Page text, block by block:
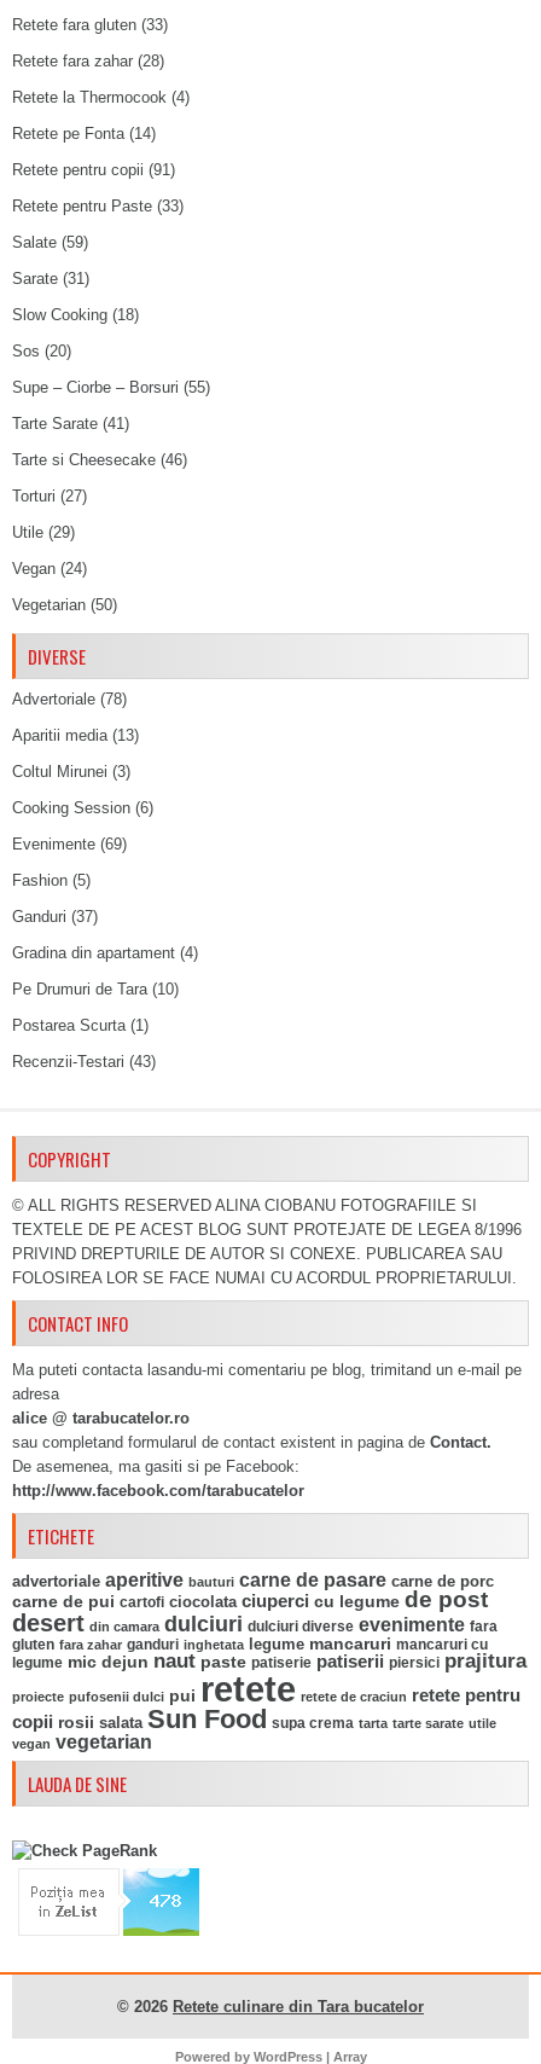
Retete fara gluten (33)
Retete fara zahar (28)
Retete la Thermocook (4)
Retete pe Fonta(14)
Retete pentru copii (91)
Retete pentru Paste (33)
Salate (59)
Sarate (31)
Slow Cooking (18)
Sos (20)
Supe – Ciorbe – Borsuri (55)
Tarte Sarate (41)
Tarte si Cheesecake (46)
Torturi (27)
Utile (29)
Vegan (24)
Vegetarian (50)
DIVERSE
Advertoriale (78)
Aparitii media(13)
Coltul Mirunei (3)
Cooking Session (6)
Evenimente (69)
Fashion (5)
Ganduri (37)
Gradina din apartament (4)
Pe Drumuri de Tara(10)
Postarea Scurta(1)
Recenzii-Testari (43)
COPYRIGHT
© ALL RIGHTS RESERVED ALINA CIOBANU FOTOGRAFIILE SI
TEXTELE DE PE ACEST BLOG SUNT PROTEJATE DE LEGEA 8/1996
PRIVIND DREPTURILE DE AUTOR SI CONEXE. PUBLICAREA SAU
FOLOSIREA LOR SE FACE NUMAI CU ACORDUL PROPRIETARULUI.
CONTACT INFO
Ma puteti contacta lasandu-mi comentariu pe blog, trimitand un e-mail pe
adresa
alice @ tarabucatelor.ro
sau completand formularul de contact existent in pagina de Contact.
De asemenea, ma gasiti si pe Facebook:
http://www.facebook.com/tarabucatelor
ETICHETE
advertoriale aperitive bauturi carne de pasare carne de porc
carne de pui cartofi ciocolata ciuperci cu legume de post
desert din camara dulciuri dulciuri diverse evenimente fara
gluten fara zahar ganduri inghetata legume mancaruri mancaruri cu
legume mic dejun naut paste patiserie patiserii piersici prajitura
proiecte pufosenii dulci pui retete retete de craciun retete pentru
copii rosii salata Sun Food supa crema tarta tarte sarate utile
vegan vegetarian
LAUDA DE SINE
© 2026 Retete culinare din Tara bucatelor
Powered by WordPress| Array